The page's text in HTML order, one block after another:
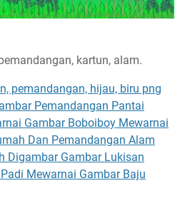
kartun, alam.